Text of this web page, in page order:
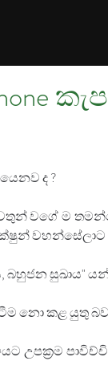
ද ?
වගේ ම
වහන්සේලාට
බහුජන සුඛාය"
නො කළ යුතු
උපක්‍රම